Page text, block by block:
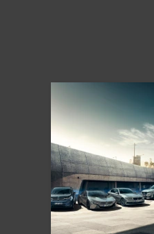
Standheizung
Start Stop Automatik
Tempomat
Traktionskontrolle
Tuner oder Radio
Wegfahrsperre